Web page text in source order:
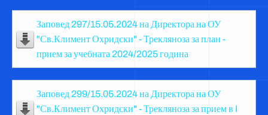
Заповед 297/15.05.2024 на Директора на ОУ
"Св.Климент Охридски" - Трекляноза за план -
прием за учебната 2024/2025 година
Заповед 299/15.05.2024 на Директора на ОУ
"Св.Климент Охридски" - Трекляноза за прием в I